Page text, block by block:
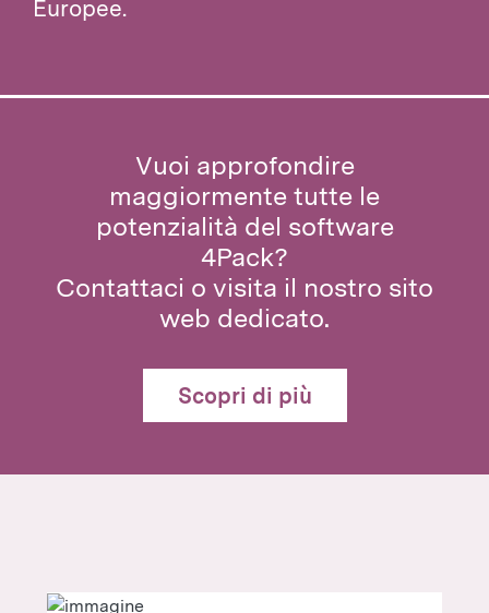
Europee.
Vuoi approfondire
maggiormente tutte le
potenzialità del software
4Pack?
Contattaci o visita il nostro sito
web dedicato.
Scopri di più